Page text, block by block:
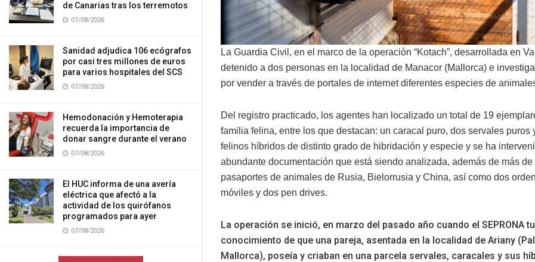
de Canarias tras los terremotos
07/08/2026
Sanidad adjudica 106 ecógrafos
por casi tres millones de euros
para varios hospitales del SCS
07/08/2026
Hemodonación y Hemoterapia
recuerda la importancia de
donar sangre durante el verano
07/08/2026
El HUC informa de una avería
eléctrica que afectó a la
actividad de los quirófanos
programados para ayer
07/08/2026
La Guardia Civil, en el marco de la operación “Kotach”, desarrollada en
detenido a dos personas en la localidad de Manacor (Mallorca) e
por vender a través de portales de internet diferentes especies de
Del registro practicado, los agentes han localizado un total de 19
familia felina, entre los que destacan: un caracal puro, dos servales puros
felinos híbridos de distinto grado de hibridación y especie y se ha
abundante documentación que está siendo analizada, además de más de
pasaportes de animales de Rusia, Bielorrusia y China, así como dos
móviles y dos pen drives.
La operación se inició, en marzo del pasado año cuando el SEPRONA
conocimiento de que una pareja, asentada en la localidad de Ariany
Mallorca), poseía y criaban en una parcela servales, caracales y sus